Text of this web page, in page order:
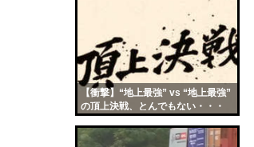
【衝撃】“地上最強” vs “地上最強”
の頂上決戦、とんでもない・・・